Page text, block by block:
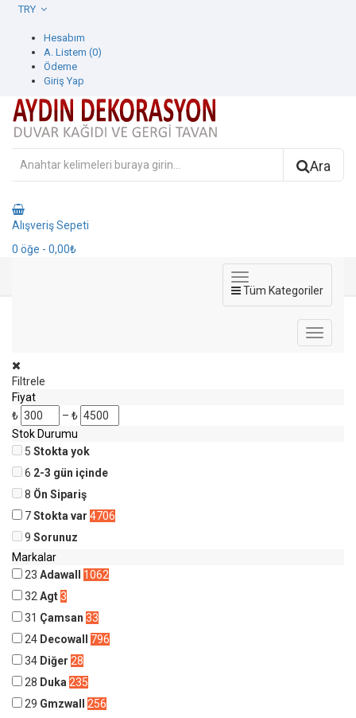
Hesabım
A. Listem (0)
Ödeme
Giriş Yap
Ara
Alışveriş Sepeti
0 öğe - 0,00₺
Tüm Kategoriler
Filtrele
Fiyat
₺
– ₺
Stok Durumu
5 Stokta yok
6 2-3 gün içinde
8 Ön Sipariş
7Stokta var 4706
9 Sorunuz
Markalar
23 Adawall
1062
32 Agt3
31 Çamsan 33
24 Decowall
796
34 Diğer 28
28 Duka 235
29 Gmzwall
256